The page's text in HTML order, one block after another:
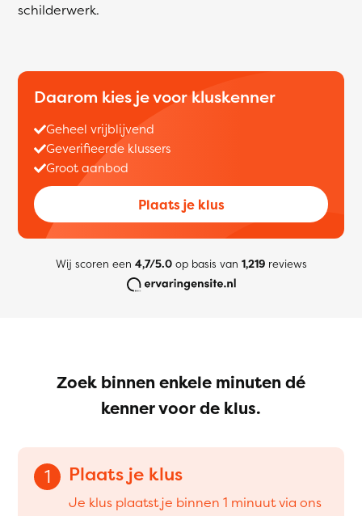
schilderwerk.
Daarom kies je voor kluskenner
Geheel vrijblijvend
Geverifieerde klussers
Groot aanbod
Plaats je klus
Wij scoren een 4,7/5.0op basis van 1,219reviews
Zoek binnen enkele minuten dé
kenner voor de klus.
1 Plaats je klus
Je klus plaatst je binnen 1 minuut via ons